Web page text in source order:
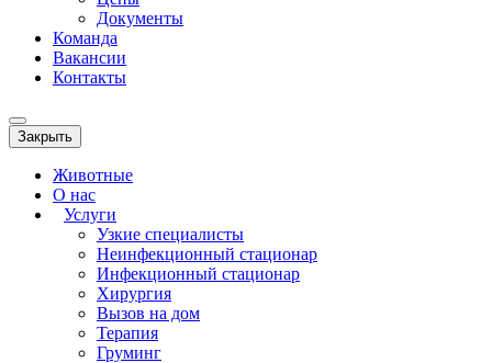
Документы
Команда
Вакансии
Контакты
Закрыть
Животные
О нас
Услуги
Узкие специалисты
Неинфекционный стационар
Инфекционный стационар
Хирургия
Вызов на дом
Терапия
Груминг